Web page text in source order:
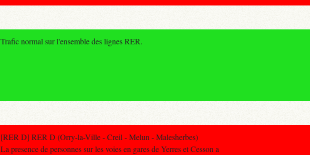
Trafic normal sur l'ensemble des lignes RER.
[RER D] RER D (Orry-la-Ville - Creil - Melun - Malesherbes)
La presence de personnes sur les voies en gares de Yerres et Cesson a